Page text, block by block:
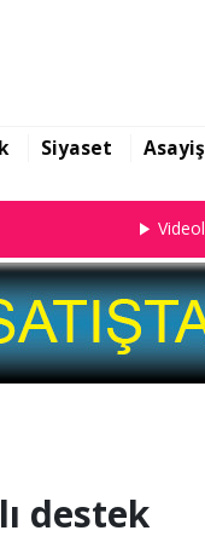
Siyaset Asayiş
destek